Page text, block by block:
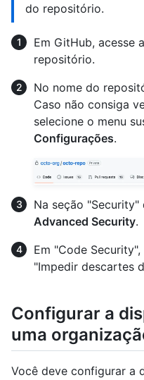
do repositório.
Em GitHub, acesse
repositório.
No nome do
Caso não consiga
selecione o menu
Configurações.
Na seção
Advanced Security.
Em "Code
"Impedir descartes
Configurar a
uma
Você deve configurar a